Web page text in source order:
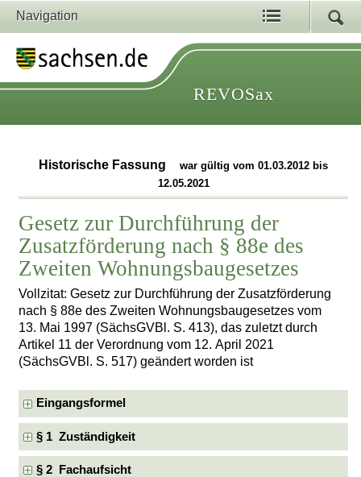
Navigation
REVOSax
Historische Fassung
war gültig vom 01.03.2012 bis
12.05.2021
Gesetz zur Durchführung der
Zusatzförderung nach § 88e des
Zweiten Wohnungsbaugesetzes
Vollzitat: Gesetz zur Durchführung der Zusatzförderung
nach § 88e des Zweiten Wohnungsbaugesetzes vom
13. Mai 1997 (SächsGVBl. S. 413), das zuletzt durch
Artikel 11 der Verordnung vom 12. April 2021
(SächsGVBl. S. 517) geändert worden ist
Eingangsformel
§ 1 Zuständigkeit
§ 2 Fachaufsicht